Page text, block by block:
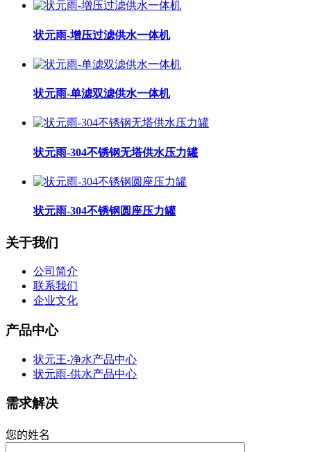
状元雨-增压过滤供水一体机
状元雨-单滤双滤供水一体机
状元雨-304不锈钢无塔供水压力罐
状元雨-304不锈钢圆座压力罐
关于我们
公司简介
联系我们
企业文化
产品中心
状元王-净水产品中心
状元雨-供水产品中心
需求解决
您的姓名